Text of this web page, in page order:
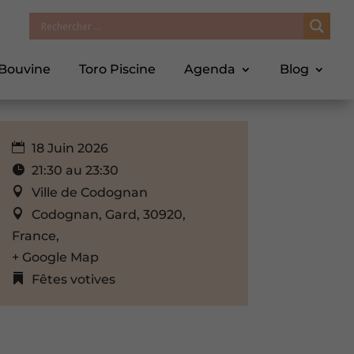
Toro Piscine Agenda Blog
18 Juin 2026
21:30 au 23:30
Ville de Codognan
Codognan, Gard, 30920,
France,
+ Google Map
Fêtes votives